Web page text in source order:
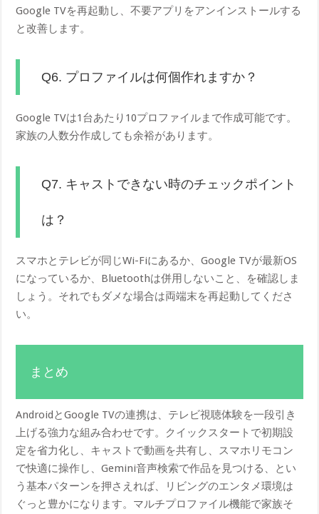
Google TVを再起動し、不要アプリをアンインストールする
と改善します。
Q6. プロファイルは何個作れますか？
Google TVは1台あたり10プロファイルまで作成可能です。
家族の人数分作成しても余裕があります。
Q7. キャストできない時のチェックポイント
は？
スマホとテレビが同じWi-Fiにあるか、Google TVが最新OS
になっているか、Bluetoothは併用しないこと、を確認しま
しょう。それでもダメな場合は両端末を再起動してくださ
い。
まとめ
AndroidとGoogle TVの連携は、テレビ視聴体験を一段引き
上げる強力な組み合わせです。クイックスタートで初期設
定を省力化し、キャストで動画を共有し、スマホリモコン
で快適に操作し、Gemini音声検索で作品を見つける、とい
う基本パターンを押さえれば、リビングのエンタメ環境は
ぐっと豊かになります。マルチプロファイル機能で家族そ